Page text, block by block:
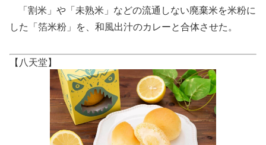
「割米」や「未熟米」などの流通しない廃棄米を米粉に
した「箔米粉」を、和風出汁のカレーと合体させた。
【八天堂】